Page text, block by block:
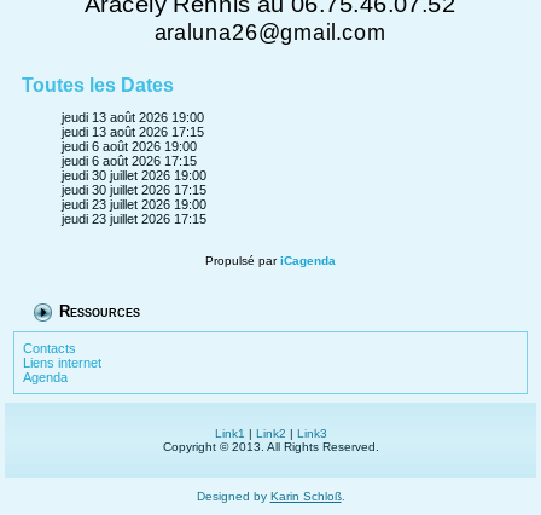
araluna26@gmail.com
Toutes les Dates
jeudi 13 août 2026 19:00
jeudi 13 août 2026 17:15
jeudi 6 août 2026 19:00
jeudi 6 août 2026 17:15
jeudi 30 juillet 2026 19:00
jeudi 30 juillet 2026 17:15
jeudi 23 juillet 2026 19:00
jeudi 23 juillet 2026 17:15
Propulsé pariCagenda
Ressources
Contacts
Liens internet
Agenda
Link1 | Link2 | Link3
Copyright © 2013. All Rights Reserved.
Designed by Karin Schloß.